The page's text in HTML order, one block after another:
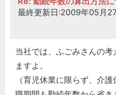
最終更新日:2009年05月
当社では、ふごみさんの
ますよ。
（育児休業に限らず、介